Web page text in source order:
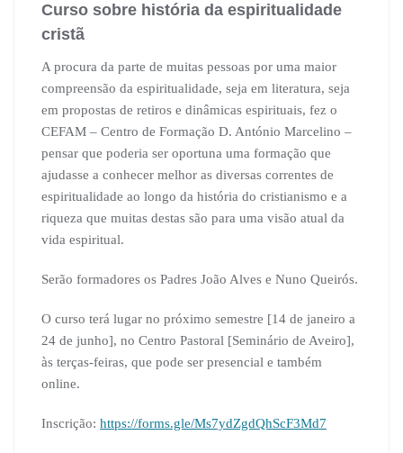
Curso sobre história da espiritualidade
cristã
A procura da parte de muitas pessoas por uma maior
compreensão da espiritualidade, seja em literatura, seja
em propostas de retiros e dinâmicas espirituais, fez o
CEFAM – Centro de Formação D. António Marcelino –
pensar que poderia ser oportuna uma formação que
ajudasse a conhecer melhor as diversas correntes de
espiritualidade ao longo da história do cristianismo e a
riqueza que muitas destas são para uma visão atual da
vida espiritual.
Serão formadores os Padres João Alves e Nuno Queirós.
O curso terá lugar no próximo semestre [14 de janeiro a
24 de junho], no Centro Pastoral [Seminário de Aveiro],
às terças-feiras, que pode ser presencial e também
online.
Inscrição: https://forms.gle/Ms7ydZgdQhScF3Md7